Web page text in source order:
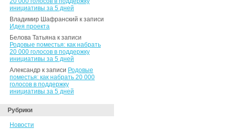
инициативы за 5 дней
Владимир Шафранский к записи
Идея проекта
Белова Татьяна к записи
Родовые поместья: как набрать
20 000 голосов в поддержку
инициативы за 5 дней
Александр к записи Родовые
поместья: как набрать 20 000
голосов в поддержку
инициативы за 5 дней
Рубрики
Новости